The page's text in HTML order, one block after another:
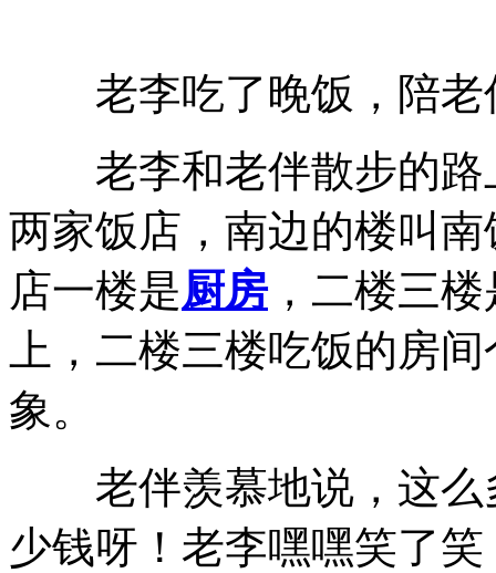
老李吃了晚饭，陪老
老李和老伴散步的路
两家饭店，南边的楼叫
店一楼是厨房，二楼三
上，二楼三楼吃饭的房
象。
老伴羡慕地说，这么
少钱呀！老李嘿嘿笑了